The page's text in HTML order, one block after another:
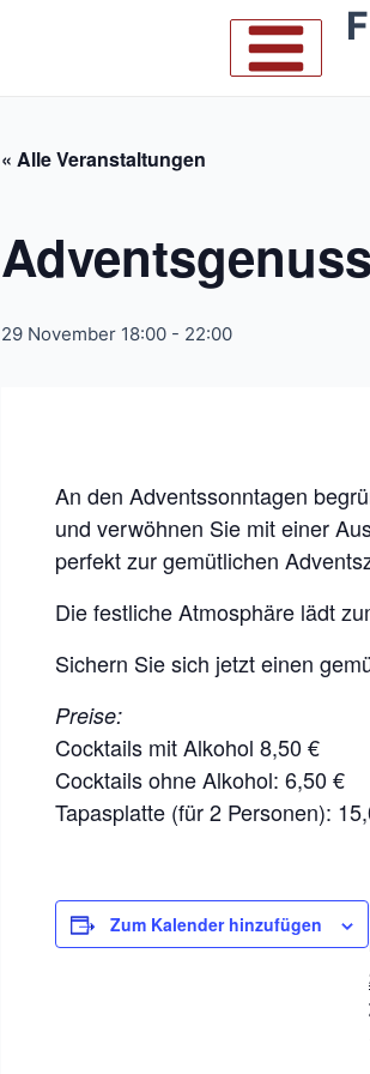
Main
« Alle Veranstaltungen
29 November 18:00 - 22:00
An den Adventssonntagen
und verwöhnen Sie mit einer
perfekt zur gemütlichen
Die festliche Atmosphäre lädt
Sichern Sie sich jetzt einen
Preise:
Cocktails mit Alkohol 8,50 €
Cocktails ohne Alkohol: 6,50 €
Tapasplatte (für 2 Personen):
Zum Kalender hinzufügen